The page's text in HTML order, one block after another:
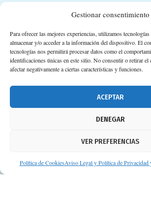
Gestionar consentimiento
Para ofrecer las mejores experiencias, utilizamos
almacenar y/o acceder a la información del dispositivo. El
tecnologías nos permitirá procesar datos como el
identificaciones únicas en este sitio. No consentir o retirar el
afectar negativamente a ciertas características y funciones.
ACEPTAR
DENEGAR
VER PREFERENCIAS
Política de CookiesAviso Legal y Política de Privacidad